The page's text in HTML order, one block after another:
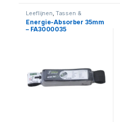
Leeflijnen Tassen &
Accessoires Valbeveiliging
Energie-Absorber 35mm
– FA3000035